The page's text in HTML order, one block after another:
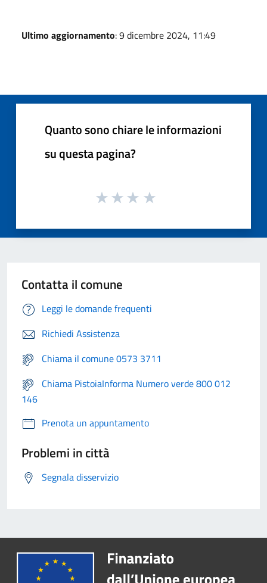
Ultimo aggiornamento: 9 dicembre 2024, 11:49
Quanto sono chiare le informazioni
su questa pagina?
Contatta il comune
Leggi le domande frequenti
Richiedi Assistenza
Chiama il comune 0573 3711
Chiama PistoiaInforma Numero verde 800 012
146
Prenota un appuntamento
Problemi in città
Segnala disservizio